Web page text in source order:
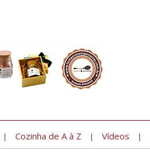
| Cozinha de A à Z | Vídeos |